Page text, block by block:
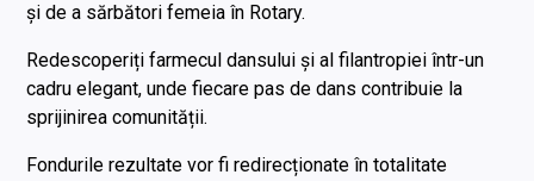
și de a sărbători femeia în Rotary.
Redescoperiți farmecul dansului și al filantropiei într-un
cadru elegant, unde fiecare pas de dans contribuie la
sprijinirea comunității.
Fondurile rezultate vor fi redirecționate în totalitate